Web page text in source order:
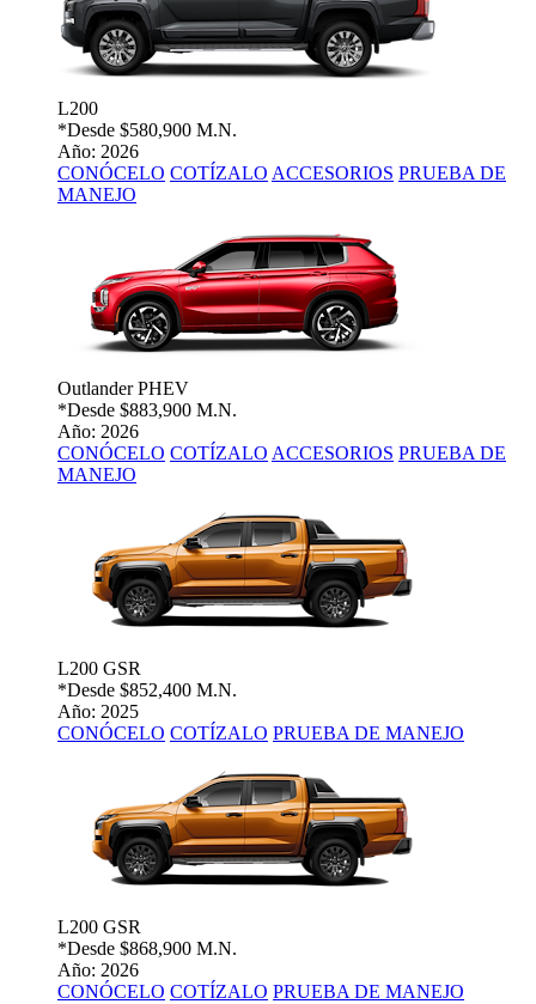
L200
*Desde $580,900 M.N.
Año: 2026
CONÓCELO COTÍZALO ACCESORIOS PRUEBA DE
MANEJO
Outlander PHEV
*Desde $883,900 M.N.
Año: 2026
CONÓCELO COTÍZALO ACCESORIOS PRUEBA DE
MANEJO
L200 GSR
*Desde $852,400 M.N.
Año: 2025
CONÓCELO COTÍZALO PRUEBA DE MANEJO
L200 GSR
*Desde $868,900 M.N.
Año: 2026
CONÓCELO COTÍZALO PRUEBA DE MANEJO